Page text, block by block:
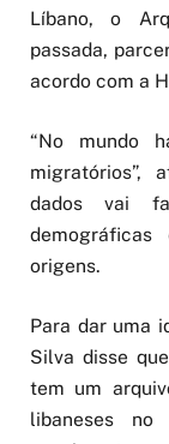
Líbano, o
passada,
acordo com a
“No mundo
migratórios”,
dados vai
origens.
Para dar uma
Silva disse
tem um
libaneses